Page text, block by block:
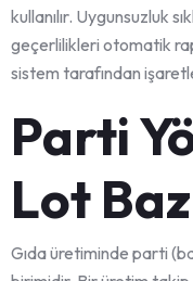
kullanılır. Uygunsuzluk
geçerlilikleri otomatik
sistem tarafından
Parti
Lot
Gıda üretiminde parti